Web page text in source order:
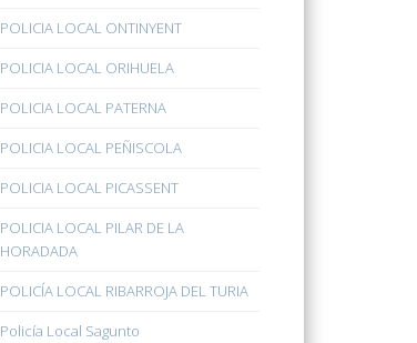
POLICIA LOCAL ONTINYENT
POLICIA LOCAL ORIHUELA
POLICIA LOCAL PATERNA
POLICIA LOCAL PEÑISCOLA
POLICIA LOCAL PICASSENT
POLICIA LOCAL PILAR DE LA
HORADADA
POLICÍA LOCAL RIBARROJA DEL TURIA
Policía Local Sagunto